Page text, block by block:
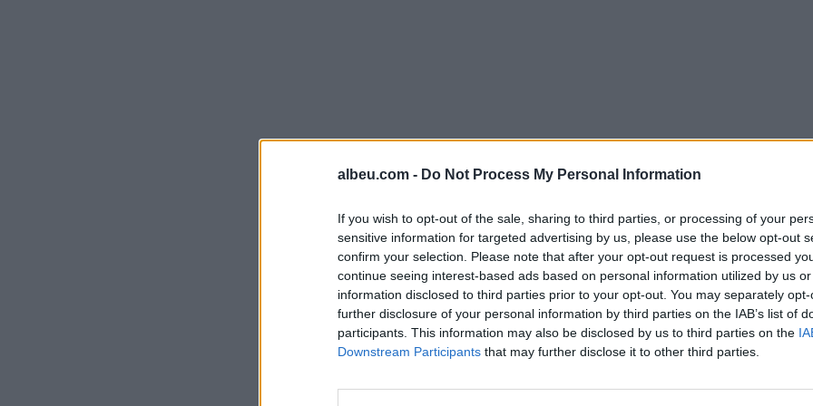
albeu.com - Do Not Process My Personal Information
If you wish to opt-out of the sale, sharing to third parties, or processing of your
sensitive information for targeted advertising by us, please use the below opt-out
confirm your selection. Please note that after your opt-out request is processed
continue seeing interest-based ads based on personal information utilized by us
information disclosed to third parties prior to your opt-out. You may separately
further disclosure of your personal information by third parties on the IAB’s list of
participants. This information may also be disclosed by us to third parties on the
Downstream Participants that may further disclose it to other third parties.